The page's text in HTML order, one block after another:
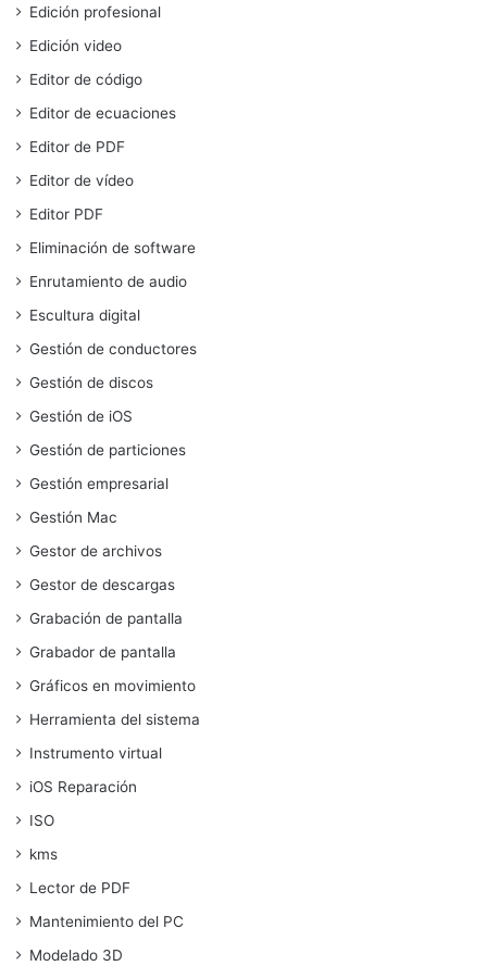
Edición profesional
Edición video
Editor de código
Editor de ecuaciones
Editor de PDF
Editor de vídeo
Editor PDF
Eliminación de software
Enrutamiento de audio
Escultura digital
Gestión de conductores
Gestión de discos
Gestión de iOS
Gestión de particiones
Gestión empresarial
Gestión Mac
Gestor de archivos
Gestor de descargas
Grabación de pantalla
Grabador de pantalla
Gráficos en movimiento
Herramienta del sistema
Instrumento virtual
iOS Reparación
ISO
kms
Lector de PDF
Mantenimiento del PC
Modelado 3D